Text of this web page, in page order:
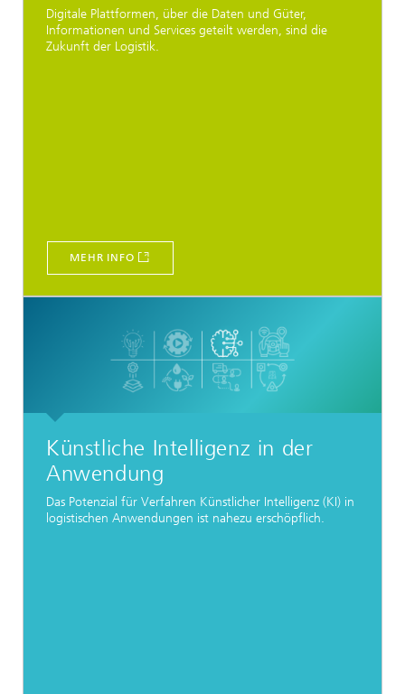
Digitale Plattformen, über die Daten und Güter,
Informationen und Services geteilt werden, sind die
Zukunft der Logistik.
MEHR INFO
Künstliche Intelligenz in der
Anwendung
Das Potenzial für Verfahren Künstlicher Intelligenz (KI) in
logistischen Anwendungen ist nahezu erschöpflich.